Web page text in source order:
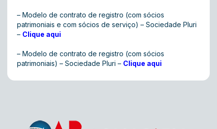
– Modelo de contrato de registro (com sócios
patrimoniais e com sócios de serviço) – Sociedade Pluri
– Clique aqui
– Modelo de contrato de registro (com sócios
patrimoniais) – Sociedade Pluri – Clique aqui